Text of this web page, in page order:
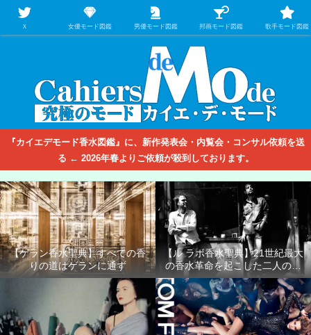
【映画/音楽の中のファッション＆香水】を徹底的に分析するファッション＆ア
パレル業界人のための学習サイト
『カイエデモード香水図鑑』に、新作発表会・内覧会・コンサル依頼を送
る ← 2026年春よりご依頼が殺到しております。
【ゲラン香水聖典】すべての香
りの道はゲランに通ず
【ル ラボ香水聖典】21世紀最大
の香水革命を起こした二人の男
たち
Ｘ 女優モード図鑑 男優モード図鑑 邦画モード図鑑 歌手モード図鑑